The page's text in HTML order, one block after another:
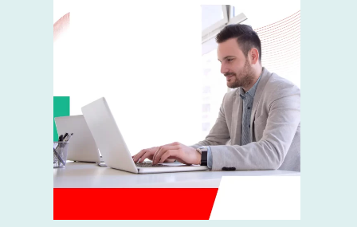
Point of Care Testing
Diagnóstico por Imagen
Ecografía